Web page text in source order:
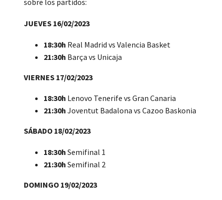
sobre los partidos:
JUEVES 16/02/2023
18:30h Real Madrid vs Valencia Basket
21:30h Barça vs Unicaja
VIERNES 17/02/2023
18:30h Lenovo Tenerife vs Gran Canaria
21:30h Joventut Badalona vs Cazoo Baskonia
SÁBADO 18/02/2023
18:30h Semifinal 1
21:30h Semifinal 2
DOMINGO 19/02/2023